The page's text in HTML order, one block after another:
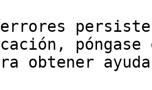
póngase
obtener